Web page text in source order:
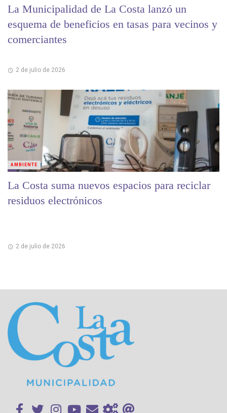
La Municipalidad de La Costa lanzó un
esquema de beneficios en tasas para vecinos y
comerciantes
2 de julio de 2026
La Costa suma nuevos espacios para reciclar
residuos electrónicos
2 de julio de 2026
AMBIENTE